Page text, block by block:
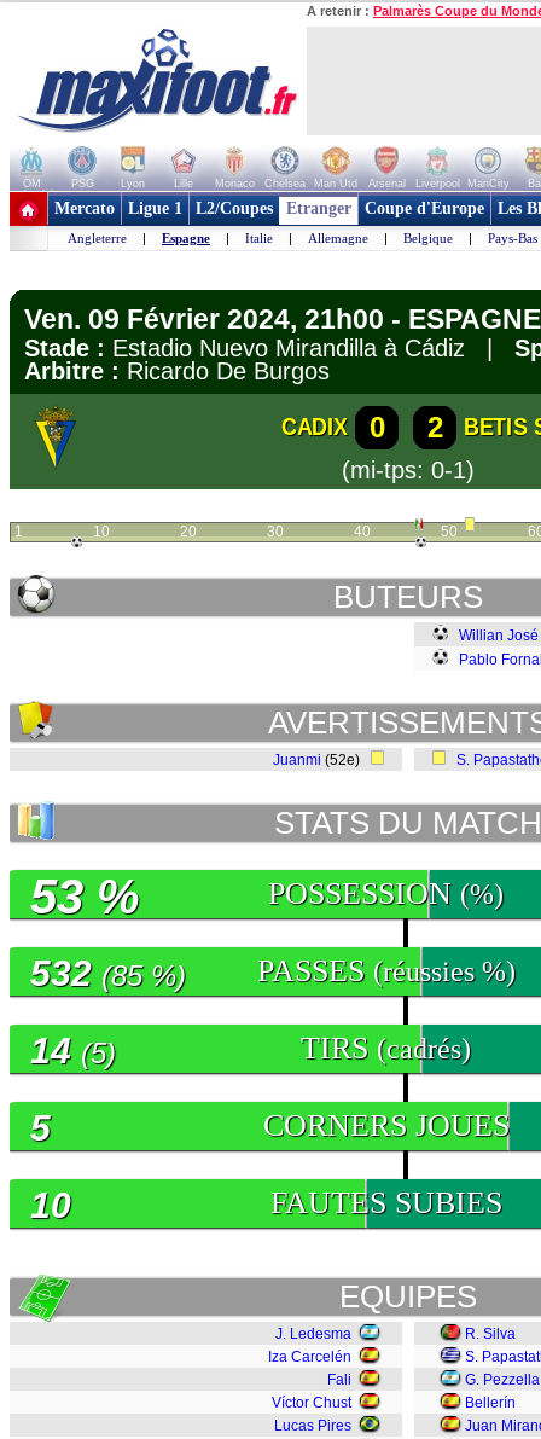
A retenir : Palmarès Coupe du
OM PSG Lyon Lille Monaco Chelsea Man Utd Arsenal Liverpool ManCity
+ de clubs
Mercato Ligue 1 L2/Coupes Etranger Coupe d'Europe Les
Angleterre | Espagne | Italie | Allemagne | Belgique | Pays-Bas
Ven. 09 Février 2024, 21h00 -
Stade : Estadio Nuevo Mirandilla à Cádiz |
Arbitre : Ricardo De Burgos
CADIX 0 2
BETIS
(mi-tps: 0-1)
1 10 20 30 40 50
BUTEURS
Willian José
Pablo
Juanmi (52e) S.
STATS DU MATCH
POSSESSION (%)
53 %
PASSES (réussies %)
532 (85 %)
TIRS (cadrés)
14 (5)
CORNERS JOUES
5
FAUTES SUBIES
10
EQUIPES
J. Ledesma
Iza Carcelén
Fali
Víctor Chust
Lucas Pires
R. Silva
S.
G. Pezzella
Bellerín
Juan